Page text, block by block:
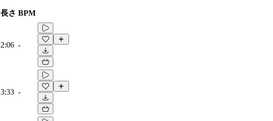
長さ BPM
2:06 -
3:33 -